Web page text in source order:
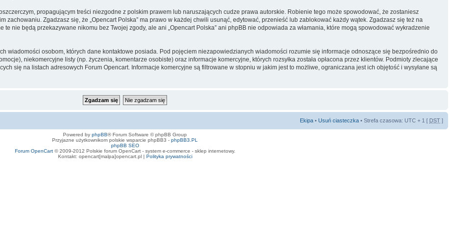
propagującym treści niezgodne z polskim prawem lub naruszających cudze prawa autorskie. Robienie tego może spowodować, że zostaniesz
zachowaniu. Zgadzasz się, że „Opencart Polska” ma prawo w każdej chwili usunąć, edytować, przenieść lub zablokować każdy wątek. Zgadzasz się też na
nie będą przekazywane nikomu bez Twojej zgody, ale ani „Opencart Polska” ani phpBB nie odpowiada za włamania, które mogą spowodować wykradzenie
wiadomości osobom, których dane kontaktowe posiada. Pod pojęciem niezapowiedzianych wiadomości rozumie się informacje odnoszące się bezpośrednio do
niekomercyjne listy (np. życzenia, komentarze osobiste) oraz informacje komercyjne, których rozsyłka została opłacona przez klientów. Podmioty zlecające
się na listach adresowych Forum Opencart. Informacje komercyjne są filtrowane w stopniu w jakim jest to możliwe, ograniczana jest ich objętość i wysyłane są
Ekipa • Usuń ciasteczka • Strefa czasowa: UTC + 1 [ DST ]
Powered by phpBB® Forum Software © phpBB Group
Przyjazne użytkownikom polskie wsparcie phpBB3 - phpBB3.PL
phpBB SEO
Forum OpenCart© 2009-2012 Polskie forum OpenCart - system e-commerce - sklep internetowy.
Kontakt: opencart[malpa]opencart.pl | Polityka prywatności